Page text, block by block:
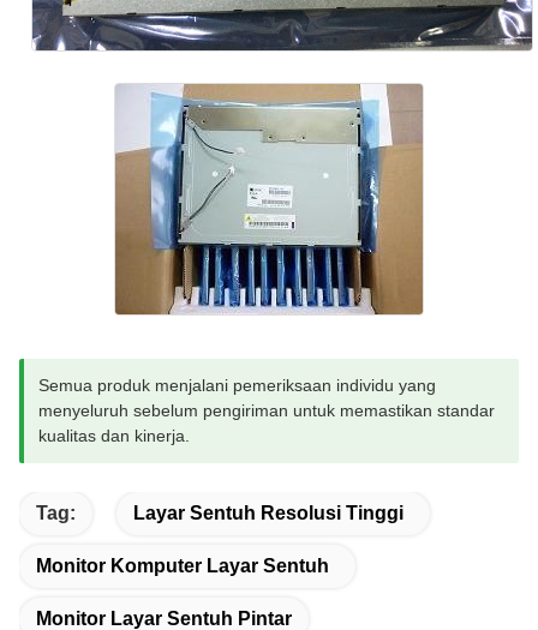
Semua produk menjalani pemeriksaan individu yang
menyeluruh sebelum pengiriman untuk memastikan standar
kualitas dan kinerja.
Tag: Layar Sentuh Resolusi Tinggi
Monitor Komputer Layar Sentuh
Monitor Layar Sentuh Pintar